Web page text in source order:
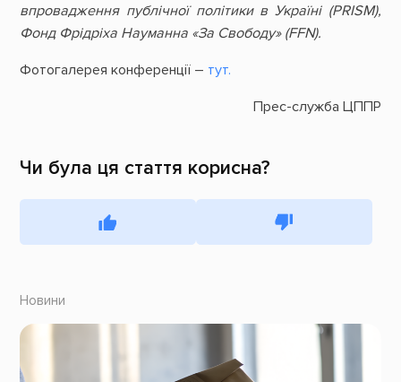
впровадження публічної політики в Україні (PRISM),
Фонд Фрідріха Науманна «За Свободу» (FFN).
Фотогалерея конференції – тут.
Прес-служба ЦППР
Чи була ця стаття корисна?
Новини